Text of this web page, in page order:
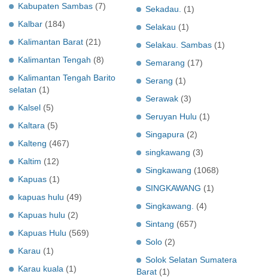
Kabupaten Sambas (7)
Kalbar (184)
Kalimantan Barat (21)
Kalimantan Tengah (8)
Kalimantan Tengah Barito
selatan (1)
Kalsel (5)
Kaltara (5)
Kalteng (467)
Kaltim (12)
Kapuas (1)
kapuas hulu (49)
Kapuas hulu (2)
Kapuas Hulu (569)
Karau (1)
Karau kuala (1)
Sekadau.
(1)
Selakau (1)
Selakau. Sambas (1)
Semarang (17)
Serang (1)
Serawak (3)
Seruyan Hulu (1)
Singapura (2)
singkawang (3)
Singkawang (1068)
SINGKAWANG (1)
Singkawang.
(4)
Sintang (657)
Solo (2)
Solok Selatan Sumatera
Barat (1)